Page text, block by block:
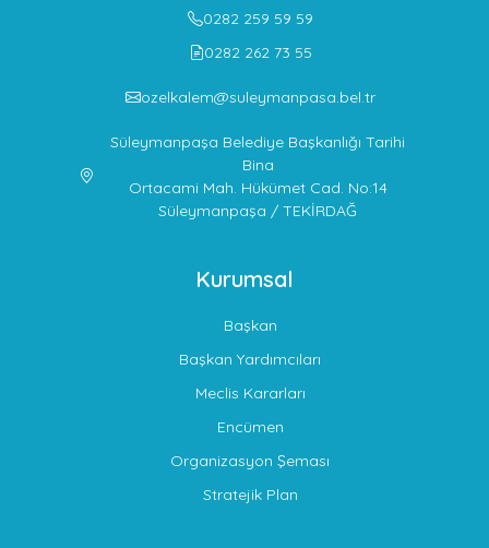
0282 259 59 59
0282 262 73 55
ozelkalem@suleymanpasa.bel.tr
Süleymanpaşa Belediye Başkanlığı Tarihi
Bina
Ortacami Mah. Hükümet Cad. No:14
Süleymanpaşa / TEKİRDAĞ
Kurumsal
Başkan
Başkan Yardımcıları
Meclis Kararları
Encümen
Organizasyon Şeması
Stratejik Plan